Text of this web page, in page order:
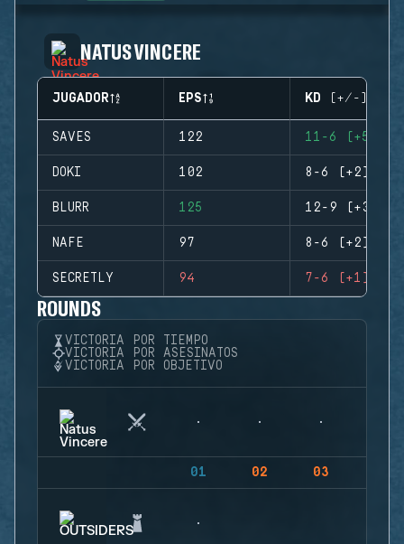
NATUS VINCERE
JUGADOR EPS KD (+/-)
SAVES 122 11-6 (+5)
DOKI 102 8-6 (+2)
BLURR 125 12-9 (+3)
NAFE 97 8-6 (+2)
SECRETLY 94 7-6 (+1)
ROUNDS
VICTORIA POR TIEMPO
VICTORIA POR ASESINATOS
VICTORIA POR OBJETIVO
01 02 03